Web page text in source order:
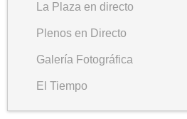
La Plaza en directo
Plenos en Directo
Galería Fotográfica
El Tiempo